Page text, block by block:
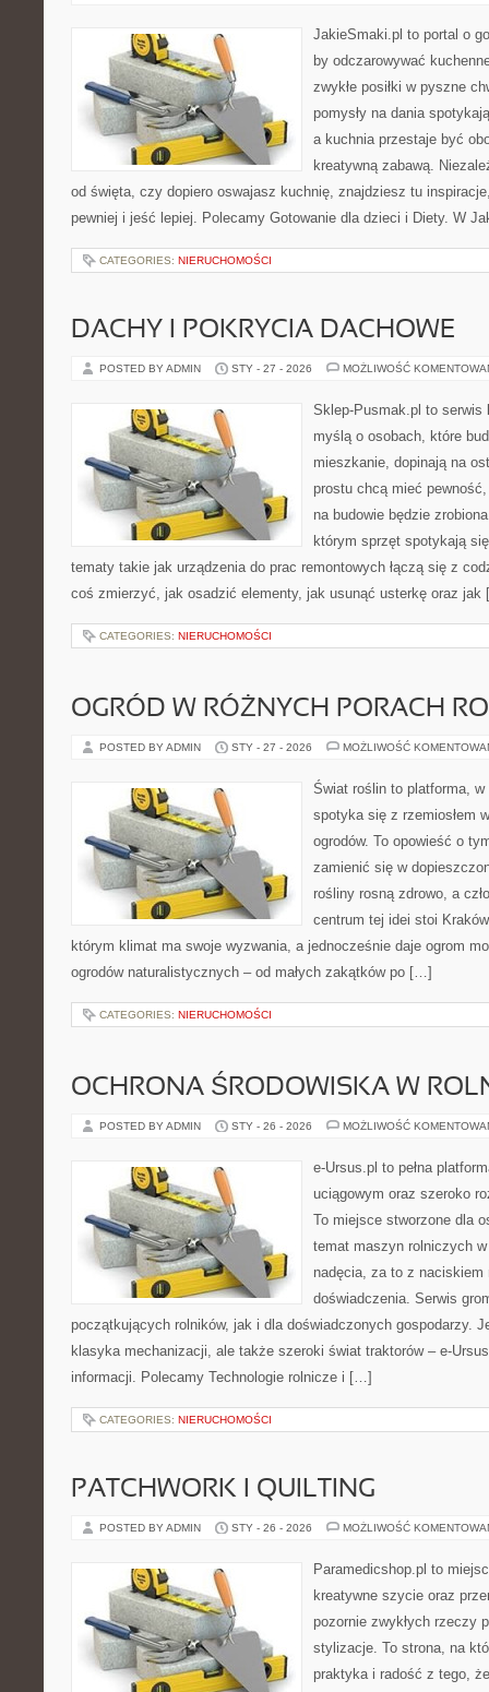
JakieSmaki.pl to portal o
by odczarowywać
zwykłe posiłki w pyszne
pomysły na dania
a kuchnia przestaje być
kreatywną zabawą.
od święta, czy dopiero oswajasz kuchnię, znajdziesz tu
pewniej i jeść lepiej. Polecamy Gotowanie dla dzieci i Diety. W
CATEGORIES: NIERUCHOMOŚCI
DACHY I POKRYCIA DACHOWE
POSTED BY ADMIN STY - 27 - 2026 MOŻLIWOŚĆ
Sklep-Pusmak.pl to serwis
myślą o osobach, które
mieszkanie, dopinają na
prostu chcą mieć
na budowie będzie
którym sprzęt spotykają
tematy takie jak urządzenia do prac remontowych łączą się z
coś zmierzyć, jak osadzić elementy, jak usunąć usterkę oraz
CATEGORIES: NIERUCHOMOŚCI
OGRÓD W RÓŻNYCH PORACH
POSTED BY ADMIN STY - 27 - 2026 MOŻLIWOŚĆ
Świat roślin to platforma, w
spotyka się z rzemiosłem
ogrodów. To opowieść o
zamienić się w
rośliny rosną zdrowo, a
centrum tej idei stoi
którym klimat ma swoje wyzwania, a jednocześnie daje ogrom
ogrodów naturalistycznych – od małych zakątków po […]
CATEGORIES: NIERUCHOMOŚCI
OCHRONA ŚRODOWISKA W
POSTED BY ADMIN STY - 26 - 2026 MOŻLIWOŚĆ
e-Ursus.pl to pełna
uciągowym oraz szeroko
To miejsce stworzone dla
temat maszyn rolniczych
nadęcia, za to z naciskiem
doświadczenia. Serwis
początkujących rolników, jak i dla doświadczonych gospodarzy.
klasyka mechanizacji, ale także szeroki świat traktorów – e-
informacji. Polecamy Technologie rolnicze i […]
CATEGORIES: NIERUCHOMOŚCI
PATCHWORK I QUILTING
POSTED BY ADMIN STY - 26 - 2026 MOŻLIWOŚĆ
Paramedicshop.pl to
kreatywne szycie oraz
pozornie zwykłych rzeczy
stylizacje. To strona, na
praktyka i radość z tego,